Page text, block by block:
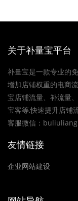
关于补量宝平台
补量宝是一款专业的
增加店铺权重的电商
宝店铺流量、补流量
宝客等,快速提升店铺
客服微信：
友情链接
企业网站建设